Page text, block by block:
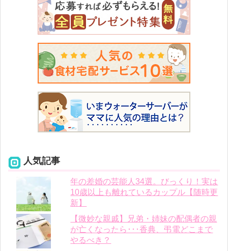
人気記事
年の差婚の芸能人34選。びっくり！実は
10歳以上も離れているカップル【随時更
新】
【微妙な親戚】兄弟・姉妹の配偶者の親
が亡くなったら･･･香典、弔電どこまで
やるべき？